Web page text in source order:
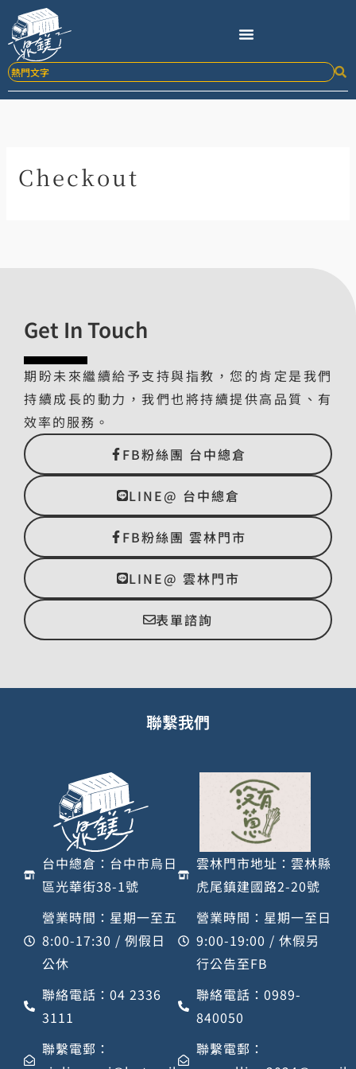
要
內
Checkout
Get In Touch
期盼未來繼續給予支持與指教，您的肯定是我們
持續成長的動力，我們也將持續提供高品質、有
效率的服務。
FB粉絲團 台中總倉
LINE@ 台中總倉
FB粉絲團 雲林門市
LINE@ 雲林門市
表單諮詢
聯繫我們
台中總倉：台中市烏日
區光華街38-1號
營業時間：星期一至五
8:00-17:30 / 例假日
公休
聯絡電話：04 2336
3111
聯繫電郵：
雲林門市地址：雲林縣
虎尾鎮建國路2-20號
營業時間：星期一至日
9:00-19:00 / 休假另
行公告至FB
聯絡電話：0989-
840050
聯繫電郵：